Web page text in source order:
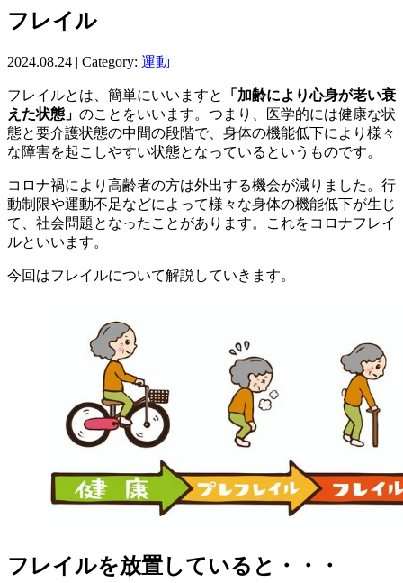
フレイル
2024.08.24 | Category: 運動
フレイルとは、簡単にいいますと
「加齢により心身が老い衰
えた状態」 のことをいいます。つまり、医学的には健康な状
態と要介護状態の中間の段階で、身体の機能低下により様々
な障害を起こしやすい状態となっているというものです。
コロナ禍により高齢者の方は外出する機会が減りました。行
動制限や運動不足などによって様々な身体の機能低下が生じ
て、社会問題となったことがあります。これをコロナフレイ
ルといいます。
今回はフレイルについて解説していきます。
フレイルを放置していると・・・